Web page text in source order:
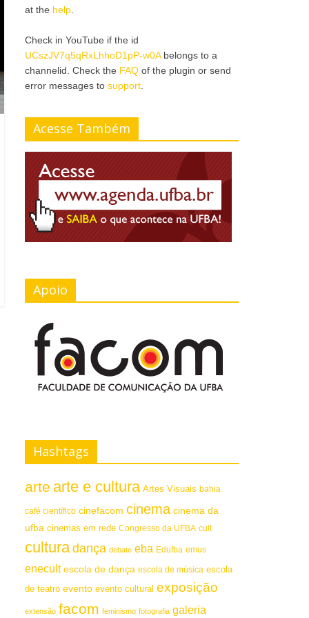
at the help
Check in YouTube if the id
UCszJV7q5qRxLhhoD1pP-w0Abelongs to a
channelid. Check the FAQ of the plugin or send
error messages to support
Acesse Também
Apoio
Hashtags
arte arte e cultura Artes Visuais bahia
café científico cinefacom cinema cinema da
ufba cinemas em rede Congresso da UFBA cult
cultura dança debate eba Edufba emus
enecult escola de dança escola de música escola
de teatro evento evento cultural exposição
extensão facom feminismo fotografia galeria